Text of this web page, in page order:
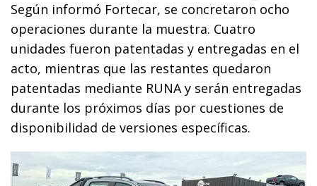
Según informó Fortecar, se concretaron ocho
operaciones durante la muestra. Cuatro
unidades fueron patentadas y entregadas en el
acto, mientras que las restantes quedaron
patentadas mediante RUNA y serán entregadas
durante los próximos días por cuestiones de
disponibilidad de versiones específicas.